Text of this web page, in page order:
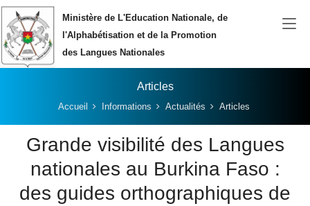
Aller au contenu principalMinistère de L'Education Nationale, de
l'Alphabétisation et de la Promotion
des Langues Nationales
Articles
Vous êtes ici:Accueil Informations Actualités Articles
Grande visibilité des Langues
nationales au Burkina Faso :
des guides orthographiques de